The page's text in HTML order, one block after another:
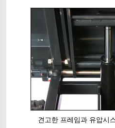
견고한 프레임과 유압시